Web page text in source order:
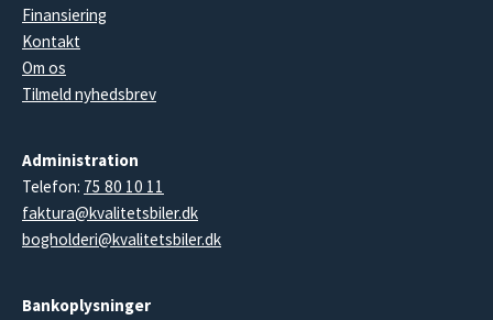
Finansiering
Kontakt
Om os
Tilmeld nyhedsbrev
Administration
Telefon: 75 80 10 11
faktura@kvalitetsbiler.dk
bogholderi@kvalitetsbiler.dk
Bankoplysninger